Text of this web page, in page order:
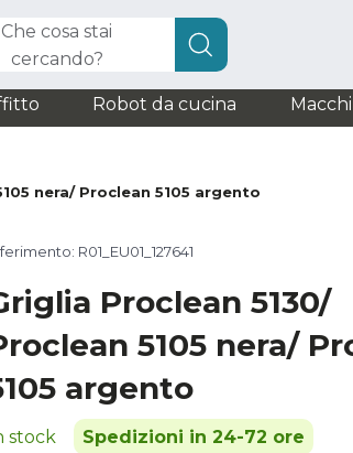
Che cosa stai
cercando?
Robot da cucina
nera/ Proclean 5105 argento
R01_EU01_127641
Proclean 5130/
5105 nera/
argento
stock Spedizioni in 24-72 ore